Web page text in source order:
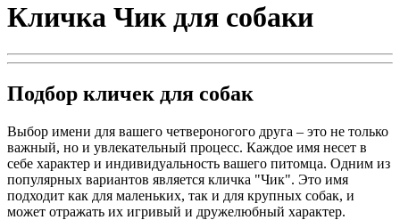
Кличка Чик для собаки
Подбор кличек для собак
Выбор имени для вашего четвероногого друга – это не только
важный, но и увлекательный процесс. Каждое имя несет в
себе характер и индивидуальность вашего питомца. Одним из
популярных вариантов является кличка "Чик". Это имя
подходит как для маленьких, так и для крупных собак, и
может отражать их игривый и дружелюбный характер.